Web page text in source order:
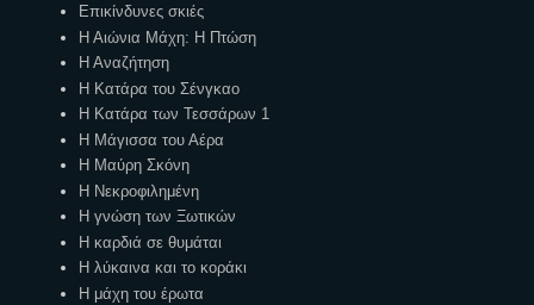
Επικίνδυνες σκιές
Η Αιώνια Μάχη: Η Πτώση
Η Αναζήτηση
Η Κατάρα του Σένγκαο
Η Κατάρα των Τεσσάρων 1
Η Μάγισσα του Αέρα
Η Μαύρη Σκόνη
Η Νεκροφιλημένη
Η γνώση των Ξωτικών
Η καρδιά σε θυμάται
Η λύκαινα και το κοράκι
Η μάχη του έρωτα